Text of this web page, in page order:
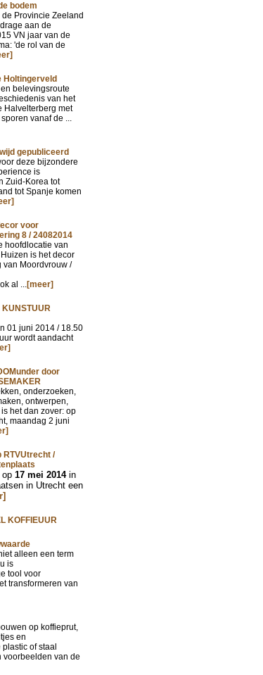
bodem
Provincie Zeeland
aan de
VN jaar van de
'de rol van de
Holtingerveld
belevingsroute
van het
Halvelterberg met
vanaf de ...
gepubliceerd
deze bijzondere
is
Zuid-Korea tot
tot Spanje komen
voor
8 / 24082014
hoofdlocatie van
is het decor
van Moordvrouw /
al ...[meer]
KUNSTUUR
01 juni 2014 / 18.50
wordt aandacht
door
onderzoeken,
ontwerpen,
het dan zover: op
maandag 2 juni
RTVUtrecht /
17 mei 2014 in
in Utrecht een
KOFFIEUUR
alleen een term
is
tool voor
transformeren van
op koffieprut,
en
of staal
voorbeelden van de